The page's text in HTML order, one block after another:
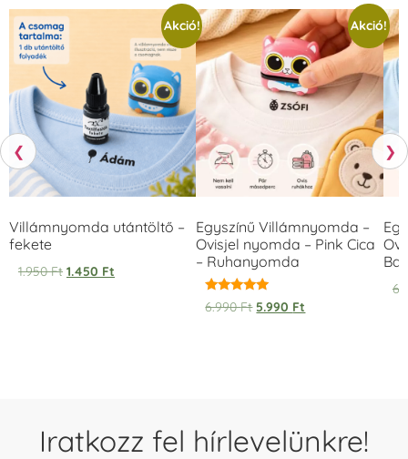
❮
Akció!
Villámnyomda utántöltő –
fekete
1.950Ft 1.450 Ft
Akció!
Egyszínű Villámnyomda –
Ovisjel nyomda – Pink Cica
– Ruhanyomda
Értékelés:
5.00
6.990Ft 5.990 Ft
❯
Iratkozz fel hírlevelünkre!